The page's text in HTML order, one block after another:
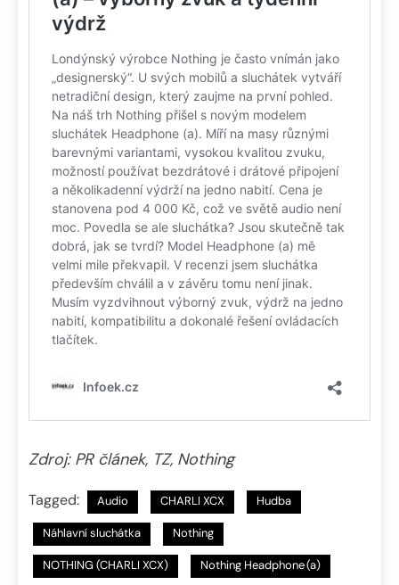
Zdroj: PR článek, TZ, Nothing
Tagged: Audio CHARLI XCX Hudba
Náhlavní sluchátka Nothing
NOTHING (CHARLI XCX) Nothing Headphone (a)